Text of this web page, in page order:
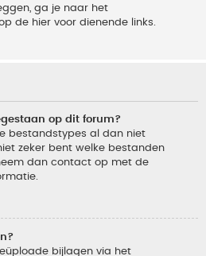
ga je naar het
de hier voor dienende links.
op dit forum?
bestandstypes al dan niet
zeker bent welke bestanden
dan contact op met de
bijlagen via het